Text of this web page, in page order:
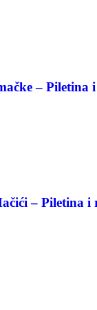
– Piletina i
– Piletina i